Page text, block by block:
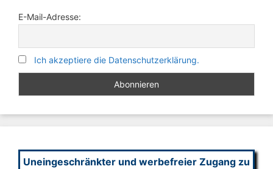
E-Mail-Adresse:
Ich akzeptiere die Datenschutzerklärung.
Uneingeschränkter und werbefreier Zugang zu